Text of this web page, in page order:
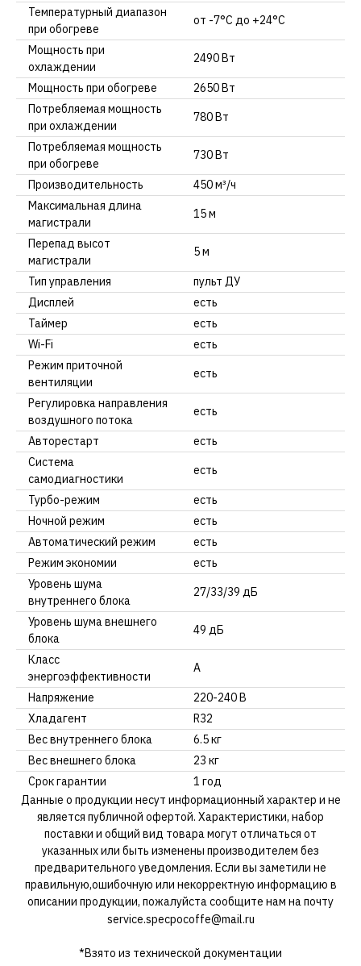
Температурный диапазон
при обогреве
от -7°C до +24°C
Мощность при
охлаждении
2490 Вт
Мощность при обогреве
2650 Вт
Потребляемая мощность
при охлаждении
780 Вт
Потребляемая мощность
при обогреве
730 Вт
Производительность
450 м³/ч
Максимальная длина
магистрали
15 м
Перепад высот
магистрали
5 м
Тип управления
пульт ДУ
Дисплей
есть
Таймер
есть
Wi-Fi
есть
Режим приточной
вентиляции
есть
Регулировка направления
воздушного потока
есть
Авторестарт
есть
Система
самодиагностики
есть
Турбо-режим
есть
Ночной режим
есть
Автоматический режим
есть
Режим экономии
есть
Уровень шума
внутреннего блока
27/33/39 дБ
Уровень шума внешнего
блока
49 дБ
Класс
энергоэффективности
А
Напряжение
220-240 В
Хладагент
R32
Вес внутреннего блока
6.5 кг
Вес внешнего блока
23 кг
Срок гарантии
1 год
Данные о продукции несут информационный характер и не
является публичной офертой. Характеристики, набор
поставки и общий вид товара могут отличаться от
указанных или быть изменены производителем без
предварительного уведомления. Если вы заметили не
правильную,ошибочную или некорректную информацию в
описании продукции, пожалуйста сообщите нам на почту
service.specpocoffe@mail.ru
*Взято из технической документации